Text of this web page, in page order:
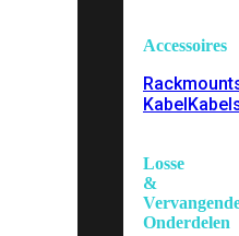
Accessoires
Kabel
Losse
&
Onderdelen